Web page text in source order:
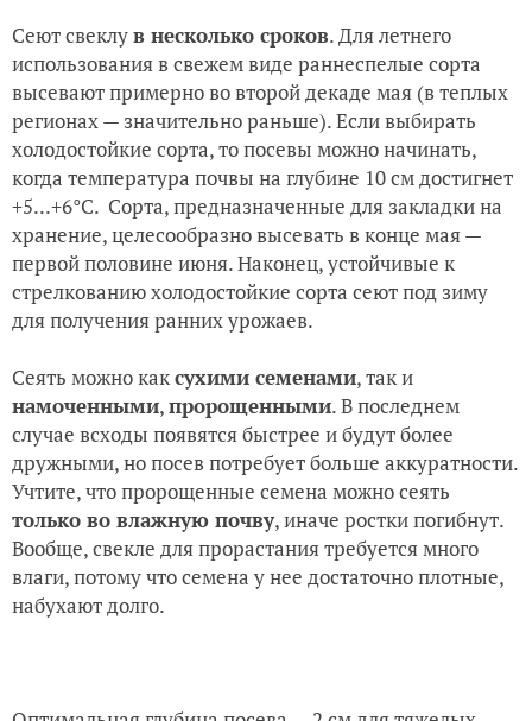
Сеют свеклув несколько сроков. Для летнего
использования в свежем виде раннеспелые сорта
высевают примерно во второй декаде мая (в теплых
регионах — значительно раньше). Если выбирать
холодостойкие сорта, то посевы можно начинать,
когда температура почвы на глубине 10 см достигнет
+5...+6°С. Сорта, предназначенные для закладки на
хранение, целесообразно высевать в конце мая —
первой половине июня. Наконец, устойчивые к
стрелкованию холодостойкие сорта сеют под зиму
для получения ранних урожаев.
Сеять можно каксухими семенами, так и
намоченными,пророщенными. В последнем
случае всходы появятся быстрее и будут более
дружными, но посев потребует больше аккуратности.
Учтите, что пророщенные семена можно сеять
только во влажную почву, иначе ростки погибнут.
Вообще, свекле для прорастания требуется много
влаги, потому что семена у нее достаточно плотные,
набухают долго.